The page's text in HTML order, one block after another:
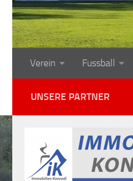
Verein Fussball
UNSERE PARTNER